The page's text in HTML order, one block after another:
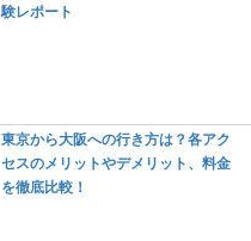
験レポート
東京から大阪への行き方は？各アク
セスのメリットやデメリット、料金
を徹底比較！